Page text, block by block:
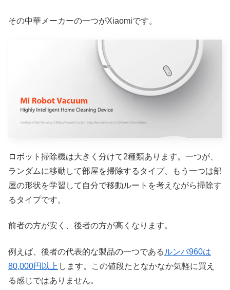
その中華メーカーの一つがXiaomiです。
ロボット掃除機は大きく分けて2種類あります。一つが、
ランダムに移動して部屋を掃除するタイプ、もう一つは部
屋の形状を学習して自分で移動ルートを考えながら掃除す
るタイプです。
前者の方が安く、後者の方が高くなります。
例えば、後者の代表的な製品の一つである ルンバ960は
80,000円以上 します。この値段たとなかなか気軽に買え
る感じではありません。